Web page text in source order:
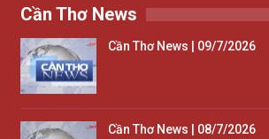
Cần Thơ News
Cần Thơ News | 09/7/2026
Cần Thơ News | 08/7/2026